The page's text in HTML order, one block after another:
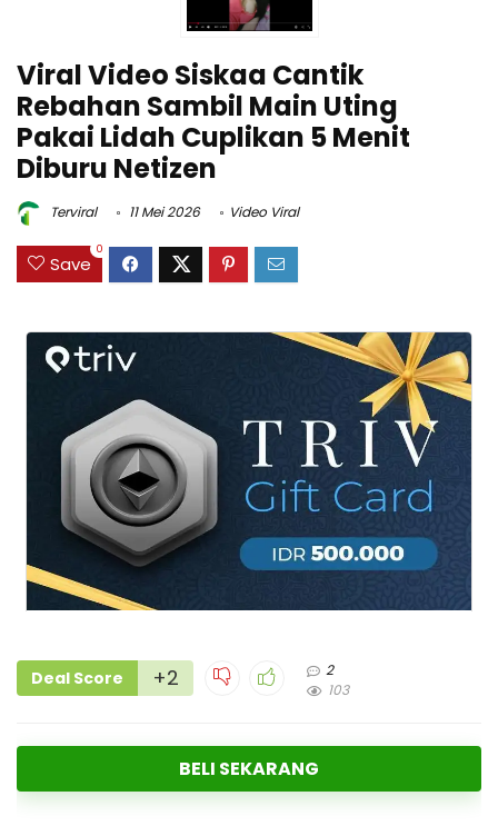
Viral Video Siskaa Cantik
Rebahan Sambil Main Uting
Pakai Lidah Cuplikan 5 Menit
Diburu Netizen
Terviral 11 Mei 2026 Video Viral
Save
0
Deal Score +2
2
103
BELI SEKARANG